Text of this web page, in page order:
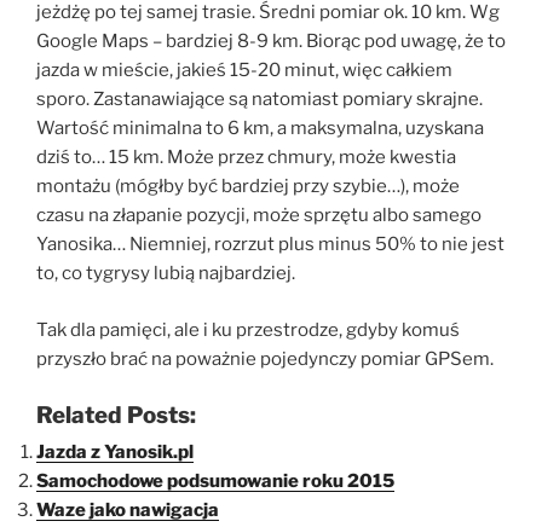
jeżdżę po tej samej trasie. Średni pomiar ok. 10 km. Wg
Google Maps – bardziej 8-9 km. Biorąc pod uwagę, że to
jazda w mieście, jakieś 15-20 minut, więc całkiem
sporo. Zastanawiające są natomiast pomiary skrajne.
Wartość minimalna to 6 km, a maksymalna, uzyskana
dziś to… 15 km. Może przez chmury, może kwestia
montażu (mógłby być bardziej przy szybie…), może
czasu na złapanie pozycji, może sprzętu albo samego
Yanosika… Niemniej, rozrzut plus minus 50% to nie jest
to, co tygrysy lubią najbardziej.
Tak dla pamięci, ale i ku przestrodze, gdyby komuś
przyszło brać na poważnie pojedynczy pomiar GPSem.
Related Posts:
Jazda z Yanosik.pl
Samochodowe podsumowanie roku 2015
Waze jako nawigacja